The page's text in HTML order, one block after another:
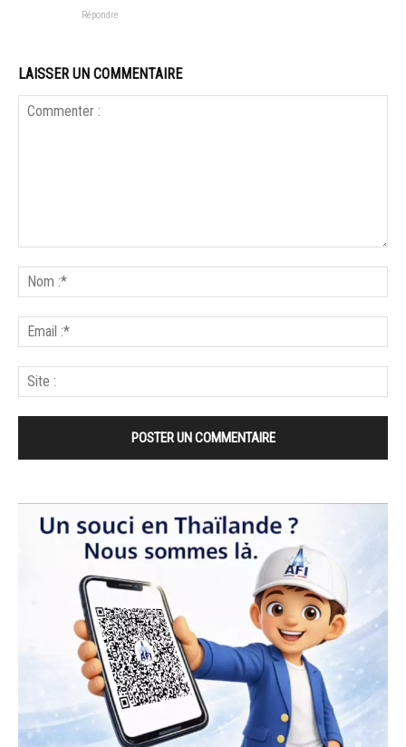
Répondre
LAISSER UN COMMENTAIRE